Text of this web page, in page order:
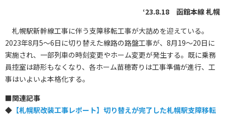
‘23.8.18 函館本線 札幌
札幌駅新幹線工事に伴う支障移転工事が大詰めを迎えている。
2023年8月5～6日に切り替えた線路の路盤工事が、8月19～20日に
実施され、一部列車の時刻変更やホーム変更が発生する。既に乗務
員控室は跡形もなくなり、各ホーム苗穂寄りは工事準備が進行、工
事はいよいよ本格化する。
■関連記事
◆ 【札幌駅改装工事レポート】切り替えが完了した札幌駅支障移転